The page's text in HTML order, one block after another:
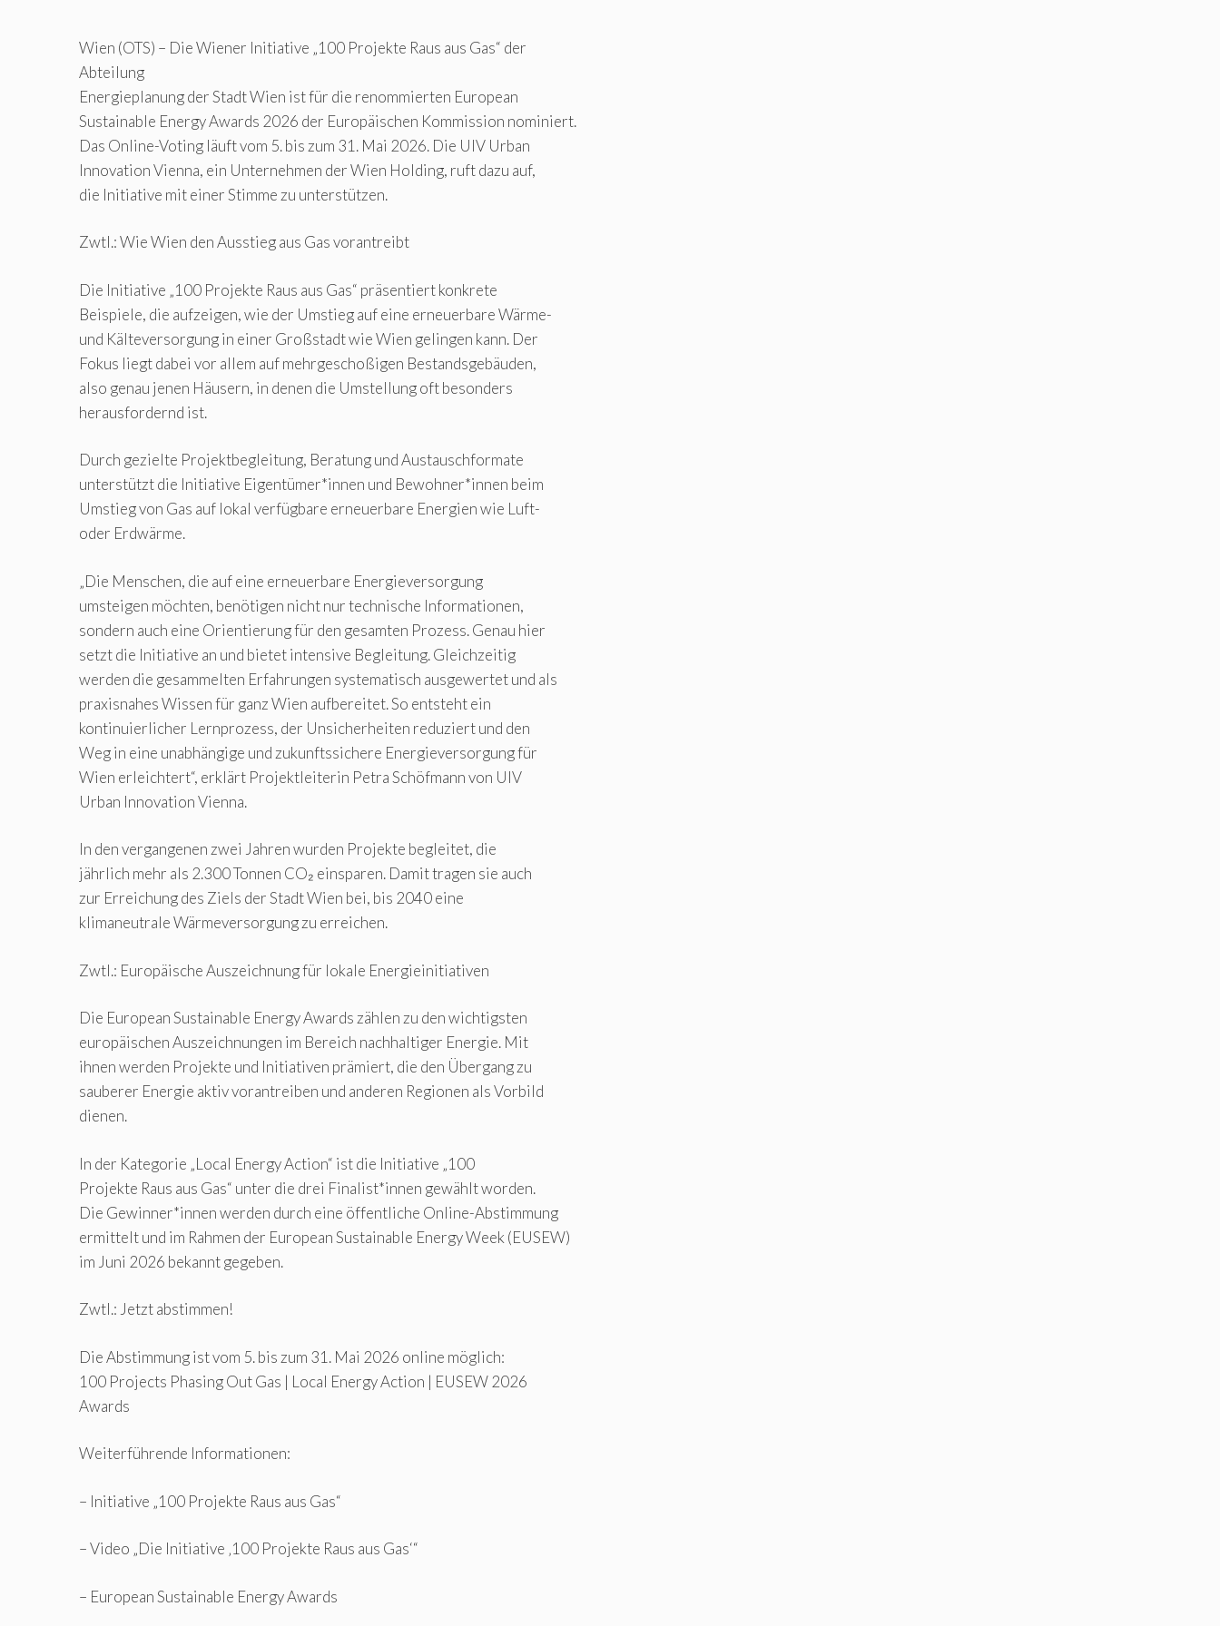
Wien (OTS) – Die Wiener Initiative „100 Projekte Raus aus Gas“ der
Abteilung
Energieplanung der Stadt Wien ist für die renommierten European
Sustainable Energy Awards 2026 der Europäischen Kommission nominiert.
Das Online-Voting läuft vom 5. bis zum 31. Mai 2026. Die UIV Urban
Innovation Vienna, ein Unternehmen der Wien Holding, ruft dazu auf,
die Initiative mit einer Stimme zu unterstützen.
Zwtl.: Wie Wien den Ausstieg aus Gas vorantreibt
Die Initiative „100 Projekte Raus aus Gas“ präsentiert konkrete
Beispiele, die aufzeigen, wie der Umstieg auf eine erneuerbare Wärme-
und Kälteversorgung in einer Großstadt wie Wien gelingen kann. Der
Fokus liegt dabei vor allem auf mehrgeschoßigen Bestandsgebäuden,
also genau jenen Häusern, in denen die Umstellung oft besonders
herausfordernd ist.
Durch gezielte Projektbegleitung, Beratung und Austauschformate
unterstützt die Initiative Eigentümer*innen und Bewohner*innen beim
Umstieg von Gas auf lokal verfügbare erneuerbare Energien wie Luft-
oder Erdwärme.
„Die Menschen, die auf eine erneuerbare Energieversorgung
umsteigen möchten, benötigen nicht nur technische Informationen,
sondern auch eine Orientierung für den gesamten Prozess. Genau hier
setzt die Initiative an und bietet intensive Begleitung. Gleichzeitig
werden die gesammelten Erfahrungen systematisch ausgewertet und als
praxisnahes Wissen für ganz Wien aufbereitet. So entsteht ein
kontinuierlicher Lernprozess, der Unsicherheiten reduziert und den
Weg in eine unabhängige und zukunftssichere Energieversorgung für
Wien erleichtert“, erklärt Projektleiterin Petra Schöfmann von UIV
Urban Innovation Vienna.
In den vergangenen zwei Jahren wurden Projekte begleitet, die
jährlich mehr als 2.300 Tonnen CO₂ einsparen. Damit tragen sie auch
zur Erreichung des Ziels der Stadt Wien bei, bis 2040 eine
klimaneutrale Wärmeversorgung zu erreichen.
Zwtl.: Europäische Auszeichnung für lokale Energieinitiativen
Die European Sustainable Energy Awards zählen zu den wichtigsten
europäischen Auszeichnungen im Bereich nachhaltiger Energie. Mit
ihnen werden Projekte und Initiativen prämiert, die den Übergang zu
sauberer Energie aktiv vorantreiben und anderen Regionen als Vorbild
dienen.
In der Kategorie „Local Energy Action“ ist die Initiative „100
Projekte Raus aus Gas“ unter die drei Finalist*innen gewählt worden.
Die Gewinner*innen werden durch eine öffentliche Online-Abstimmung
ermittelt und im Rahmen der European Sustainable Energy Week (EUSEW)
im Juni 2026 bekannt gegeben.
Zwtl.: Jetzt abstimmen!
Die Abstimmung ist vom 5. bis zum 31. Mai 2026 online möglich:
100 Projects Phasing Out Gas | Local Energy Action | EUSEW 2026
Awards
Weiterführende Informationen:
– Initiative „100 Projekte Raus aus Gas“
– Video „Die Initiative ‚100 Projekte Raus aus Gas‘“
– European Sustainable Energy Awards